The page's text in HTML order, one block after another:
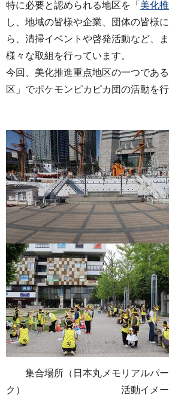
特に必要と認められる地区を「 美化
し、地域の皆様や企業、団体の皆様
ら、清掃イベントや啓発活動など、
様々な取組を行っています。
今回、美化推進重点地区の一つであ
区」でポケモンピカピカ団の活動を行
集合場所（日本丸メモリアルパー
ク） 活動イメー